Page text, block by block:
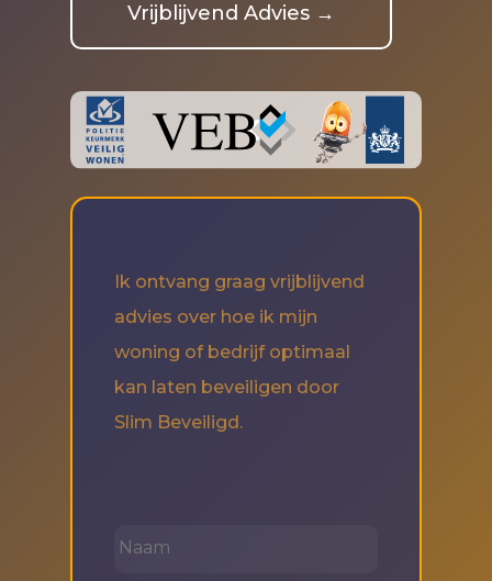
Vrijblijvend Advies →
Ik ontvang graag vrijblijvend
advies over hoe ik mijn
woning of bedrijf optimaal
kan laten beveiligen door
Slim Beveiligd.